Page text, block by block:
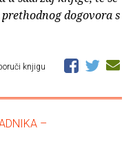
dogovora s
knjigu
–